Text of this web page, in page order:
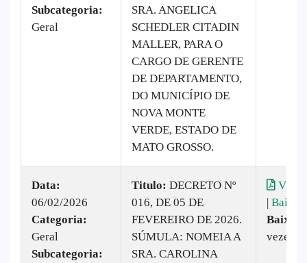
Subcategoria:
Geral
SRA. ANGELICA
SCHEDLER CITADIN
MALLER, PARA O
CARGO DE GERENTE
DE DEPARTAMENTO,
DO MUNICÍPIO DE
NOVA MONTE
VERDE, ESTADO DE
MATO GROSSO.
Data:
06/02/2026
Categoria:
Geral
Subcategoria:
Titulo: DECRETO Nº
016, DE 05 DE
FEVEREIRO DE 2026.
SÚMULA: NOMEIA A
SRA. CAROLINA
| Baixar
vezes